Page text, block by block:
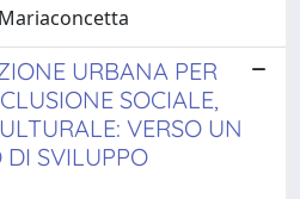
URBANA PER
SOCIALE,
VERSO UN
SVILUPPO